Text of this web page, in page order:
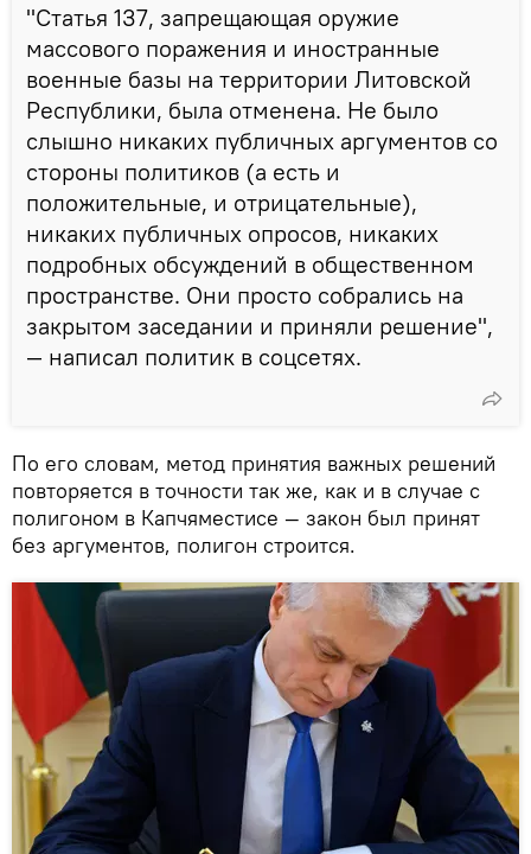
"Статья 137, запрещающая оружие
массового поражения и иностранные
военные базы на территории Литовской
Республики, была отменена. Не было
слышно никаких публичных аргументов со
стороны политиков (а есть и
положительные, и отрицательные),
никаких публичных опросов, никаких
подробных обсуждений в общественном
пространстве. Они просто собрались на
закрытом заседании и приняли решение",
— написал политик в соцсетях.
По его словам, метод принятия важных решений
повторяется в точности так же, как и в случае с
полигоном в Капчяместисе — закон был принят
без аргументов, полигон строится.